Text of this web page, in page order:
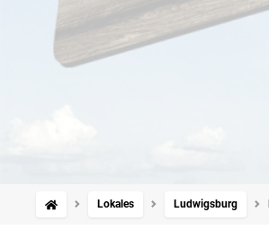
Lokales Ludwigsburg